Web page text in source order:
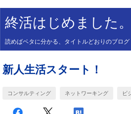
終活はじめました。
読めばベタに分かる、タイトルどおりのブログ
新人生活スタート！
コンサルティング ネットワーキング ビ